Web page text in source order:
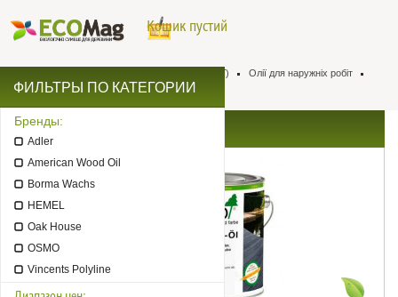
Масла (олії)
Олії для наружніх робіт
Масла для садових меблів
АКЦИИ: Масла для садових меблів
ФИЛЬТРЫ ПО КАТЕГОРИИ
Бренды:
Adler
American Wood Oil
Borma Wachs
HEMEL
Oak House
OSMO
Vincents Polyline
Кошик пустий